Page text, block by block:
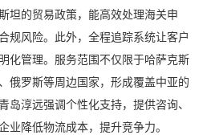
坦的贸易政策，能高效处理海关申
规风险。此外，全程追踪系统让客户
化管理。服务范围不仅限于哈萨克斯
俄罗斯等周边国家，形成覆盖中亚的
岛淳远强调个性化支持，提供咨询、
业降低物流成本，提升竞争力。